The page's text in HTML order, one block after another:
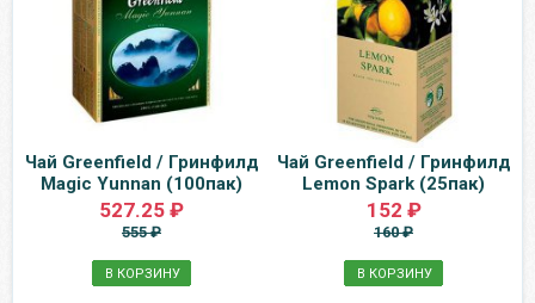
Чай Greenfield / Гринфилд
Magic Yunnan (100пак)
527.25 ₽
555 ₽
В КОРЗИНУ
Чай Greenfield / Гринфилд
Lemon Spark (25пак)
152 ₽
160 ₽
В КОРЗИНУ